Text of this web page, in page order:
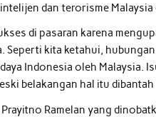
dan terorisme
di pasaran karena
Seperti kita ketahui,
Indonesia oleh
belakangan hal itu
Ramelan yang